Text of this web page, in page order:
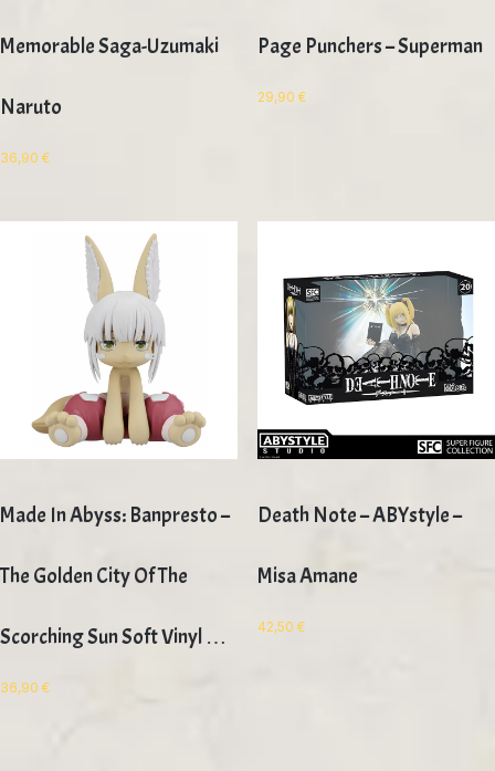
Memorable Saga-Uzumaki
Naruto
36,90 €
Page Punchers – Superman
29,90 €
Made In Abyss: Banpresto –
The Golden City Of The
Scorching Sun Soft Vinyl …
36,90 €
Death Note – ABYstyle –
Misa Amane
42,50 €